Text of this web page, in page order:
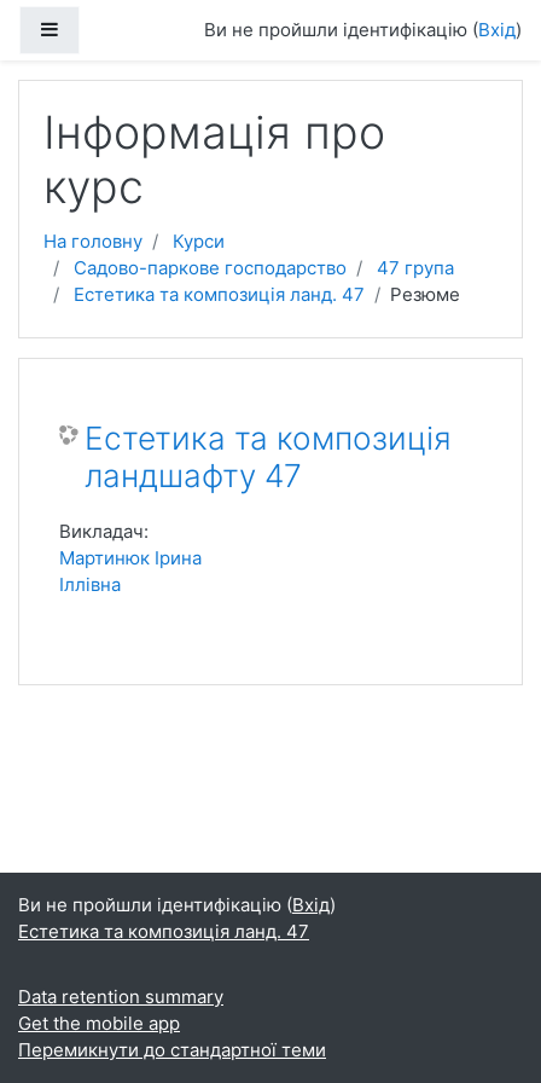
Ви не пройшли ідентифікацію (Вхід)
Інформація про
курс
На головну
Курси
Садово-паркове господарство
47 група
Естетика та композиція ланд. 47
Резюме
Естетика та композиція
ландшафту 47
Викладач:
Мартинюк Ірина
Іллівна
Ви не пройшли ідентифікацію (Вхід)
Естетика та композиція ланд. 47
Data retention summary
Get the mobile app
Перемикнути до стандартної теми